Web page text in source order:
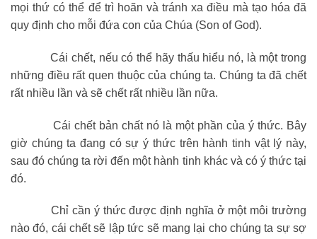
mọi thứ có thể để trì hoãn và tránh xa điều mà tạo hóa đã
quy định cho mỗi đứa con của Chúa (Son of God).
Cái chết, nếu có thể hãy thấu hiểu nó, là một trong
những điều rất quen thuộc của chúng ta. Chúng ta đã chết
rất nhiều lần và sẽ chết rất nhiều lần nữa.
Cái chết bản chất nó là một phần của ý thức. Bây
giờ chúng ta đang có sự ý thức trên hành tinh vật lý này,
sau đó chúng ta rời đến một hành tinh khác và có ý thức tại
đó.
Chỉ cần ý thức được định nghĩa ở một môi trường
nào đó, cái chết sẽ lập tức sẽ mang lại cho chúng ta sự sợ